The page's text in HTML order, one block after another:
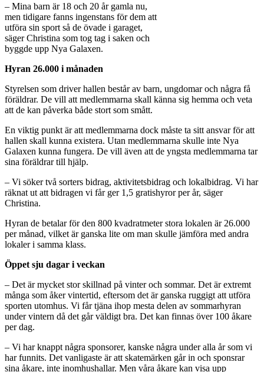
– Mina barn är 18 och 20 år gamla nu,
men tidigare fanns ingenstans för dem att
utföra sin sport så de övade i garaget,
säger Christina som tog tag i saken och
byggde upp Nya Galaxen.
Hyran 26.000 i månaden
Styrelsen som driver hallen består av barn, ungdomar och några få
föräldrar. De vill att medlemmarna skall känna sig hemma och veta
att de kan påverka både stort som smått.
En viktig punkt är att medlemmarna dock måste ta sitt ansvar för att
hallen skall kunna existera. Utan medlemmarna skulle inte Nya
Galaxen kunna fungera. De vill även att de yngsta medlemmarna tar
sina föräldrar till hjälp.
– Vi söker två sorters bidrag, aktivitetsbidrag och lokalbidrag. Vi har
räknat ut att bidragen vi får ger 1,5 gratishyror per år, säger
Christina.
Hyran de betalar för den 800 kvadratmeter stora lokalen är 26.000
per månad, vilket är ganska lite om man skulle jämföra med andra
lokaler i samma klass.
Öppet sju dagar i veckan
– Det är mycket stor skillnad på vinter och sommar. Det är extremt
många som åker vintertid, eftersom det är ganska ruggigt att utföra
sporten utomhus. Vi får tjäna ihop mesta delen av sommarhyran
under vintern då det går väldigt bra. Det kan finnas över 100 åkare
per dag.
– Vi har knappt några sponsorer, kanske några under alla år som vi
har funnits. Det vanligaste är att skatemärken går in och sponsrar
sina åkare, inte inomhushallar. Men våra åkare kan visa upp